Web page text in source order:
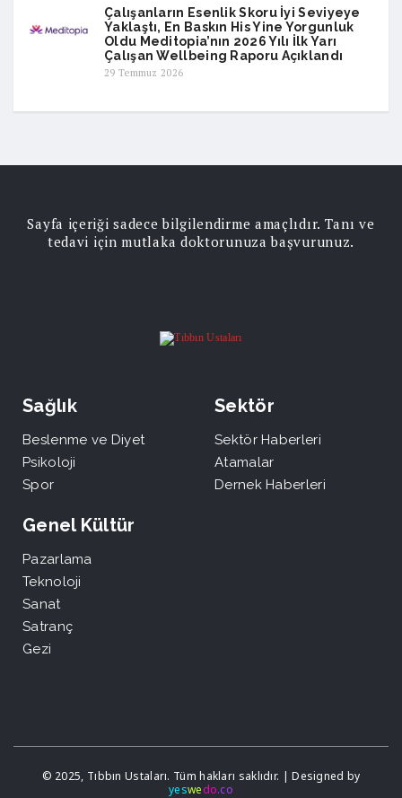
Çalışanların Esenlik Skoru İyi Seviyeye
Yaklaştı, En Baskın His Yine Yorgunluk
Oldu Meditopia’nın 2026 Yılı İlk Yarı
Çalışan Wellbeing Raporu Açıklandı
29 Temmuz 2026
Sayfa içeriği sadece bilgilendirme amaçlıdır. Tanı ve
tedavi için mutlaka doktorunuza başvurunuz.
Sağlık
Beslenme ve Diyet
Psikoloji
Spor
Sektör
Sektör Haberleri
Atamalar
Dernek Haberleri
Genel Kültür
Pazarlama
Teknoloji
Sanat
Satranç
Gezi
© 2025, Tıbbın Ustaları. Tüm hakları saklıdır. | Designed by
yeswedo.co